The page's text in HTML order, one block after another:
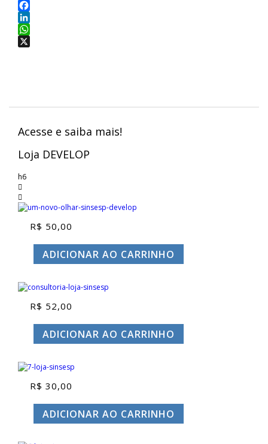
Facebook
LinkedIn
WhatsApp
Acesse e saiba mais!
Loja DEVELOP
h6
R$ 50,00
ADICIONAR AO CARRINHO
R$ 52,00
ADICIONAR AO CARRINHO
R$ 30,00
ADICIONAR AO CARRINHO